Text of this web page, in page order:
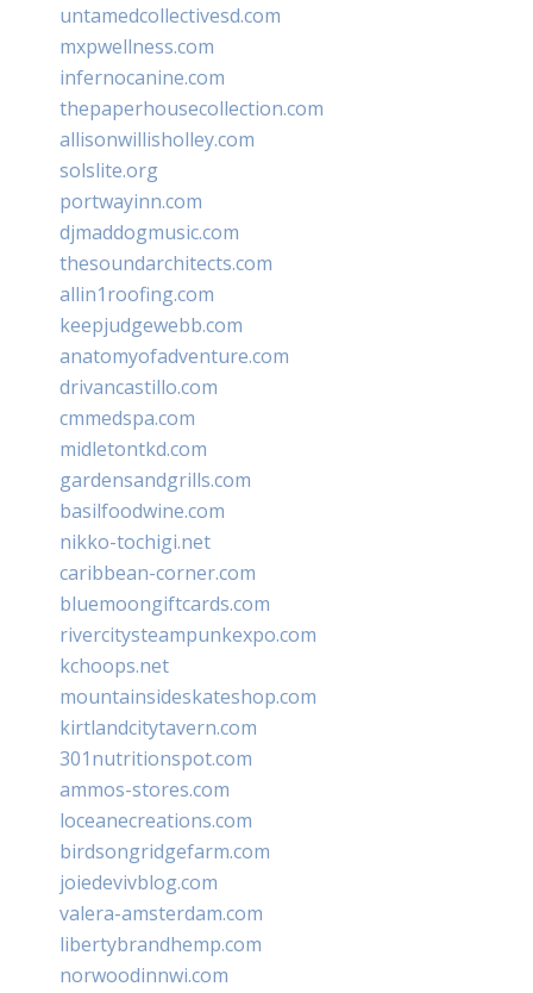
untamedcollectivesd.com
mxpwellness.com
infernocanine.com
thepaperhousecollection.com
allisonwillisholley.com
solslite.org
portwayinn.com
djmaddogmusic.com
thesoundarchitects.com
allin1roofing.com
keepjudgewebb.com
anatomyofadventure.com
drivancastillo.com
cmmedspa.com
midletontkd.com
gardensandgrills.com
basilfoodwine.com
nikko-tochigi.net
caribbean-corner.com
bluemoongiftcards.com
rivercitysteampunkexpo.com
kchoops.net
mountainsideskateshop.com
kirtlandcitytavern.com
301nutritionspot.com
ammos-stores.com
loceanecreations.com
birdsongridgefarm.com
joiedevivblog.com
valera-amsterdam.com
libertybrandhemp.com
norwoodinnwi.com